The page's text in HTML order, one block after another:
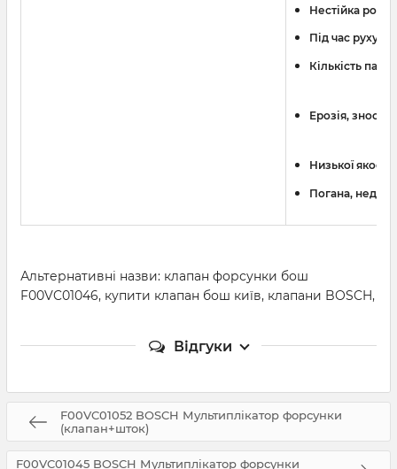
Нестійка
Під час руху
Кількість
Ерозія, знос
Низької
Погана,
Альтернативні назви: клапан форсунки бош
F00VC01046, купити клапан бош київ, клапани BOSCH,
Відгуки
F00VC01052 BOSCH Мультиплікатор форсунки
(клапан+шток)
F00VC01045 BOSCH Мультиплікатор форсунки